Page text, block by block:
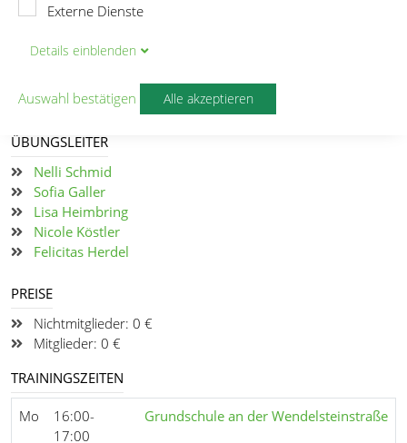
Externe Dienste
Details einblenden
Auswahl bestätigen Alle akzeptieren
Co. (Turnelemente)
Gruppe: Rad, Rolle & Co. Jahrgang 2020/2019
ÜBUNGSLEITER
Nelli Schmid
Sofia Galler
Lisa Heimbring
Nicole Köstler
Felicitas Herdel
PREISE
Nichtmitglieder: 0 €
Mitglieder: 0 €
TRAININGSZEITEN
Mo
16:00-
17:00
Grundschule an der Wendelsteinstraße